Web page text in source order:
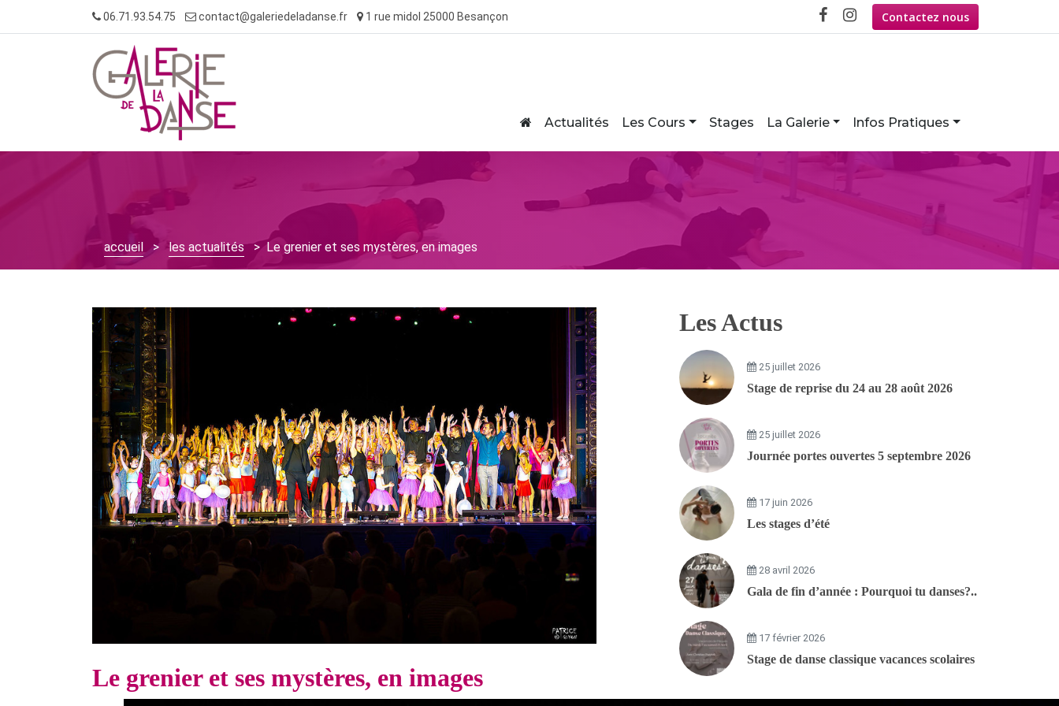
06.71.93.54.75 contact@galeriedeladanse.fr 1 rue midol 25000 Besançon Contactez nous
Home
Actualités Les Cours Stages La Galerie Infos Pratiques
accueil >les actualités> Le grenier et ses mystères, en images
Le grenier et ses mystères, en images
Les Actus
25 juillet 2026
Stage de reprise du 24 au 28 août 2026
25 juillet 2026
Journée portes ouvertes 5 septembre 2026
17 juin 2026
Les stages d’été
28 avril 2026
Gala de fin d’année : Pourquoi tu danses?..
17 février 2026
Stage de danse classique vacances scolaires